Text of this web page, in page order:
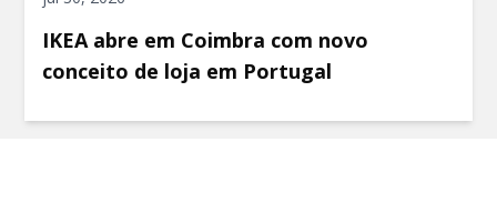
IKEA abre em Coimbra com novo
conceito de loja em Portugal